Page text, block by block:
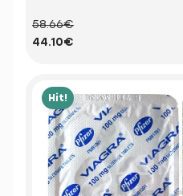
58.66€
44.10€
Hit!